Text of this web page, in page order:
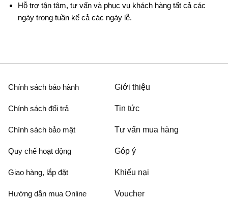
Hỗ trợ tận tâm, tư vấn và phục vụ khách hàng tất cả các
ngày trong tuần kể cả các ngày lễ.
Chính sách bảo hành
Chính sách đổi trả
Chính sách bảo mật
Quy chế hoạt động
Giao hàng, lắp đặt
Hướng dẫn mua Online
Giới thiệu
Tin tức
Tư vấn mua hàng
Góp ý
Khiếu nại
Voucher